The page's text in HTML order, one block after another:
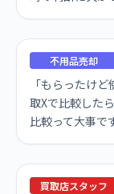
不用品売却
「もらったけ
取Xで比較した
比較って大事で
買取店スタッフ